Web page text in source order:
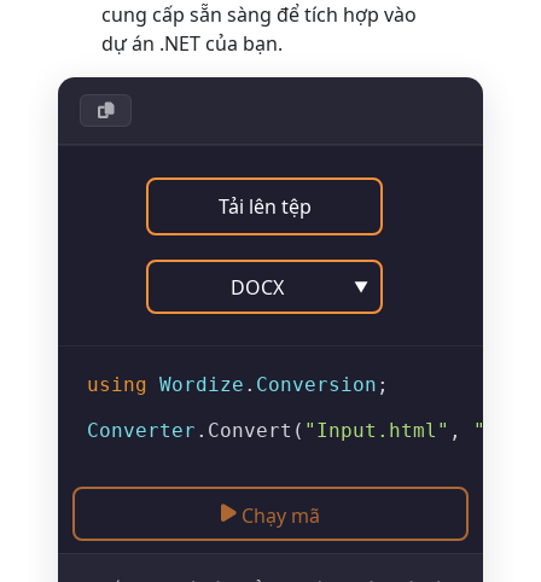
cung cấp sẵn sàng để tích hợp vào
dự án .NET của bạn.
Tải lên tệp
DOCX ▼
using Wordize . Conversion ;
Converter . Convert ( "Input.html" ,
Chạy mã